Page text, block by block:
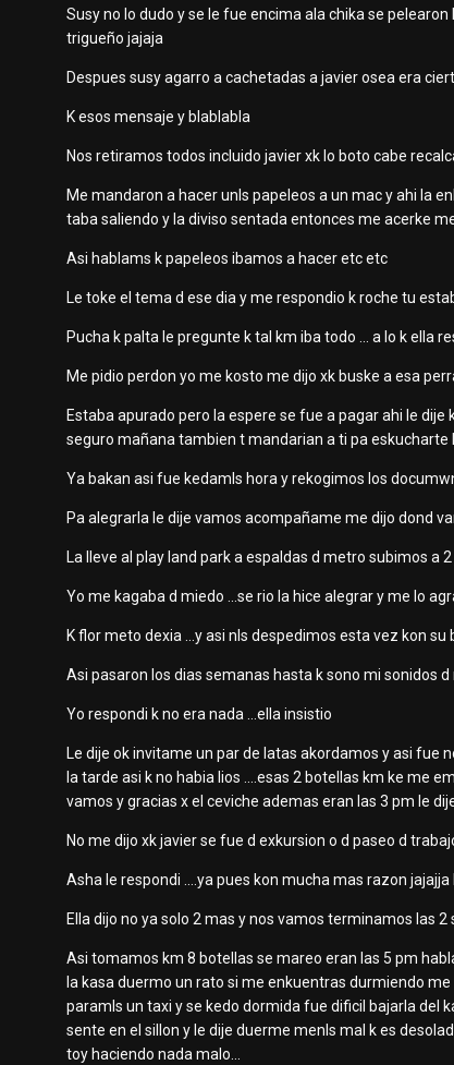
Susy no lo dudo y se le fue encima ala chika se
trigueño jajaja
Despues susy agarro a cachetadas a javier osea era
K esos mensaje y blablabla
Nos retiramos todos incluido javier xk lo boto cabe
Me mandaron a hacer unls papeleos a un mac y ahi la
taba saliendo y la diviso sentada entonces me acerke
Asi hablams k papeleos ibamos a hacer etc etc
Le toke el tema d ese dia y me respondio k roche tu
Pucha k palta le pregunte k tal km iba todo ... a lo k ella
Me pidio perdon yo me kosto me dijo xk buske a esa
Estaba apurado pero la espere se fue a pagar ahi le
seguro mañana tambien t mandarian a ti pa eskucharte
Ya bakan asi fue kedamls hora y rekogimos los
Pa alegrarla le dije vamos acompañame me dijo dond
La lleve al play land park a espaldas d metro subimos a
Yo me kagaba d miedo ...se rio la hice alegrar y me lo
K flor meto dexia ...y asi nls despedimos esta vez kon su
Asi pasaron los dias semanas hasta k sono mi sonidos
Yo respondi k no era nada ...ella insistio
Le dije ok invitame un par de latas akordamos y asi fue
la tarde asi k no habia lios ....esas 2 botellas km ke me
vamos y gracias x el ceviche ademas eran las 3 pm le
No me dijo xk javier se fue d exkursion o d paseo d
Asha le respondi ....ya pues kon mucha mas razon jajajja
Ella dijo no ya solo 2 mas y nos vamos terminamos las
Asi tomamos km 8 botellas se mareo eran las 5 pm
la kasa duermo un rato si me enkuentras durmiendo
paramls un taxi y se kedo dormida fue dificil bajarla del
sente en el sillon y le dije duerme menls mal k es
toy haciendo nada malo...